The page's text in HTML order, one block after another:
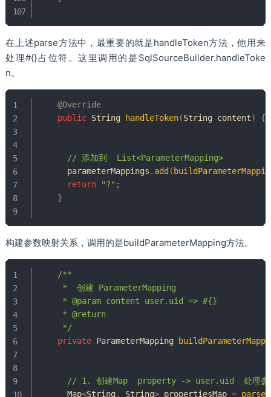
在上述parse方法中，最重要的就是handleToken方法，他用来
处理#{}占位符。这里调用的是SqlSourceBuilder.handleToke
n。
@Override
public String handleToken(String content) {
// 添加到  List<ParameterMapping>
      parameterMappings
. add (
return
"?" ;
}
构建参数映射关系，调用的是buildParameterMapping方法。
/**
     *  创建 ParameterMapping
     * @param content user.uid => #{}
     * @return
     */
private ParameterMapping
// 1. 创建Map  property -> user.uid  处理参
Map<String, String> propertiesMap =